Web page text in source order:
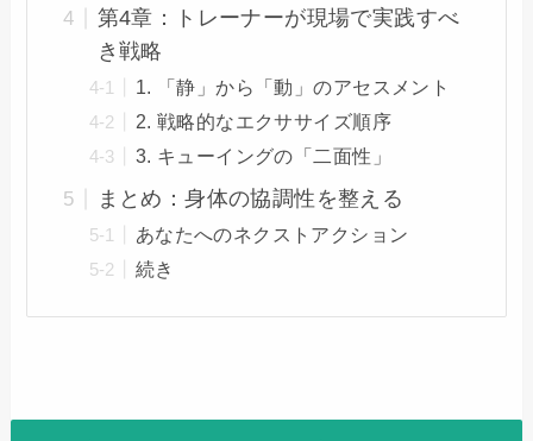
第4章：トレーナーが現場で実践すべ
き戦略
1. 「静」から「動」のアセスメント
2. 戦略的なエクササイズ順序
3. キューイングの「二面性」
まとめ：身体の協調性を整える
あなたへのネクストアクション
続き